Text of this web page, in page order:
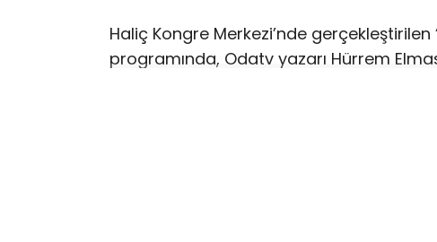
Haliç Kongre Merkezi’nde gerçekleştirilen
programında, Odatv yazarı Hürrem